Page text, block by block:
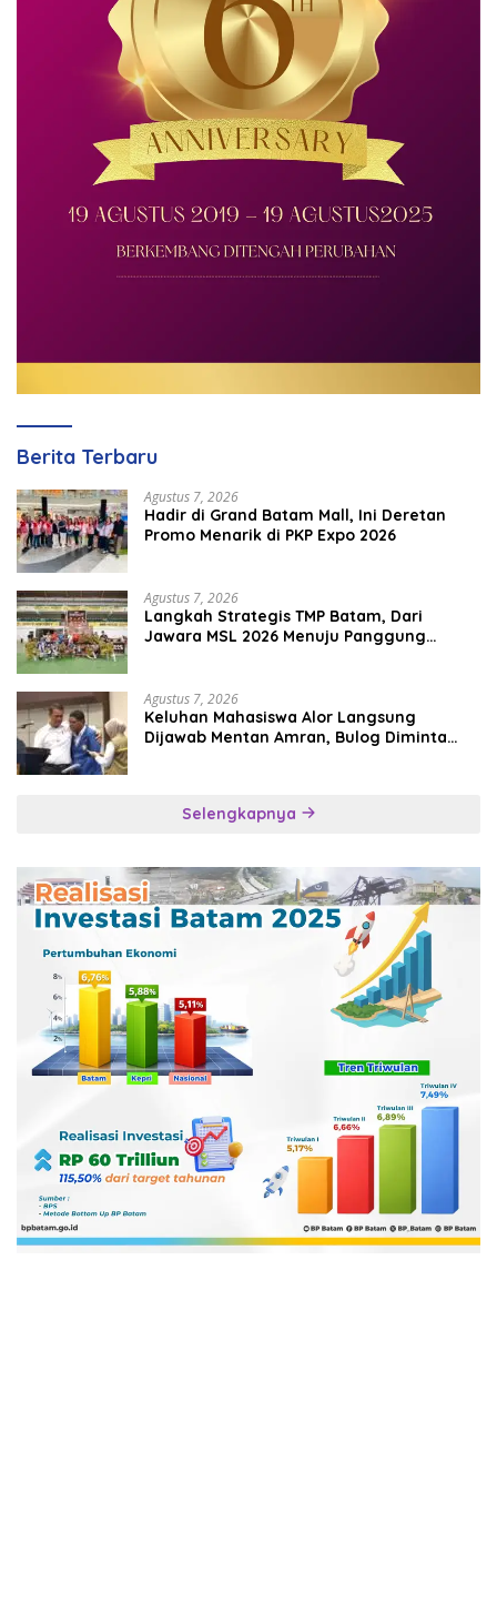
Berita Terbaru
Agustus 7, 2026
Hadir di Grand Batam Mall, Ini Deretan
Promo Menarik di PKP Expo 2026
Agustus 7, 2026
Langkah Strategis TMP Batam, Dari
Jawara MSL 2026 Menuju Panggung
Agustus 7, 2026
Keluhan Mahasiswa Alor Langsung
Dijawab Mentan Amran, Bulog Diminta
Selengkapnya